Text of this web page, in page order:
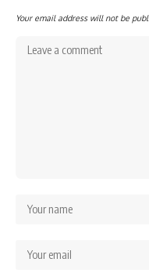
Your email address will not be